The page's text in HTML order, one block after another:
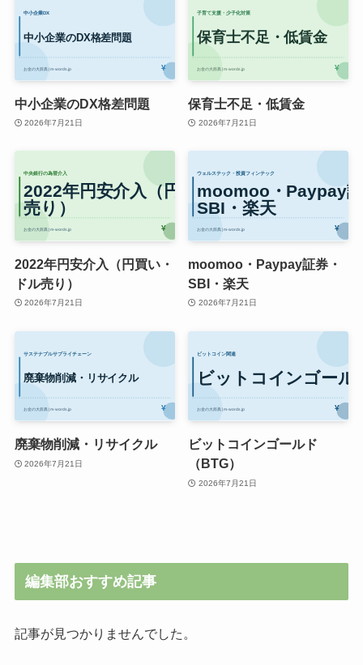
中小企業のDX格差問題
2026年7月21日
保育士不足・低賃金
2026年7月21日
2022年円安介入（円買い・
ドル売り）
2026年7月21日
moomoo・Paypay証券・
SBI・楽天
2026年7月21日
廃棄物削減・リサイクル
2026年7月21日
ビットコインゴールド
（BTG）
2026年7月21日
編集部おすすめ記事
記事が見つかりませんでした。